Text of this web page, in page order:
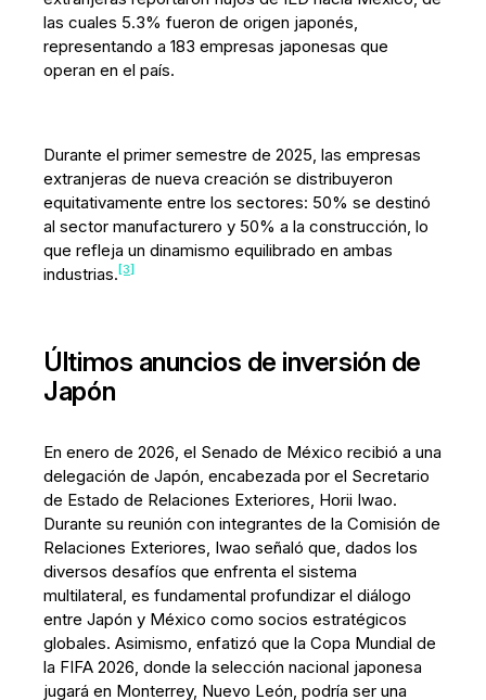
las cuales 5.3% fueron de origen japonés,
representando a 183 empresas japonesas que
operan en el país.
Durante el primer semestre de 2025, las empresas
extranjeras de nueva creación se distribuyeron
equitativamente entre los sectores: 50% se destinó
al sector manufacturero y 50% a la construcción, lo
que refleja un dinamismo equilibrado en ambas
industrias.[3]
Últimos anuncios de inversión de
Japón
En enero de 2026, el Senado de México recibió a una
delegación de Japón, encabezada por el Secretario
de Estado de Relaciones Exteriores, Horii Iwao.
Durante su reunión con integrantes de la Comisión de
Relaciones Exteriores, Iwao señaló que, dados los
diversos desafíos que enfrenta el sistema
multilateral, es fundamental profundizar el diálogo
entre Japón y México como socios estratégicos
globales. Asimismo, enfatizó que la Copa Mundial de
la FIFA 2026, donde la selección nacional japonesa
jugará en Monterrey, Nuevo León, podría ser una